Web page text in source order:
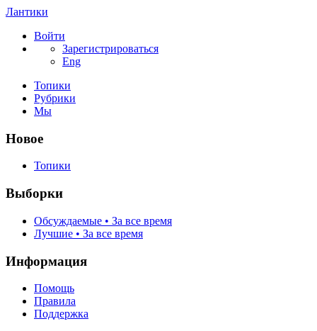
Лантики
Войти
Зарегистрироваться
Eng
Топики
Рубрики
Мы
Новое
Топики
Выборки
Обсуждаемые • За все время
Лучшие • За все время
Информация
Помощь
Правила
Поддержка